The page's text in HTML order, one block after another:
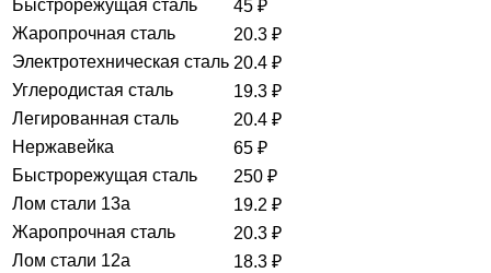
Быстрорежущая сталь
45 ₽
Жаропрочная сталь
20.3 ₽
Электротехническая сталь 20.4 ₽
Углеродистая сталь
19.3 ₽
Легированная сталь
20.4 ₽
Нержавейка
65 ₽
Быстрорежущая сталь
250 ₽
Лом стали 13а
19.2 ₽
Жаропрочная сталь
20.3 ₽
Лом стали 12а
18.3 ₽